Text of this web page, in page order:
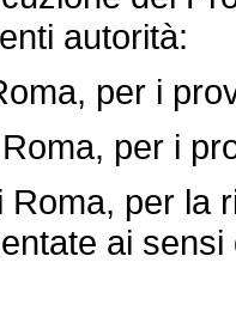
autorità:
per i
per i
per la
ai